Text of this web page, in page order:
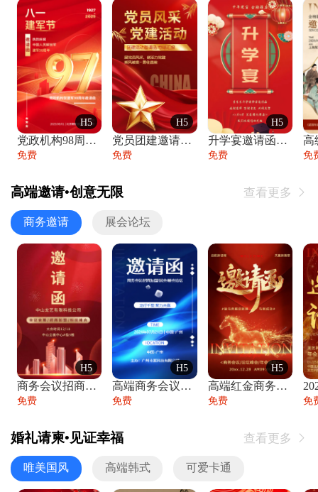
H5
党政机构98周年八一建军节庆祝晚会活动邀
免费
H5
党员团建邀请函党建活动风采党会工作汇报总
免费
H5
升学宴邀请函喜报金榜题名高端谢师宴邀请函
免费 免
高端邀请•创意无限 查看更多 
商务邀请 展会论坛
H5
商务会议招商展会科技峰会邀请函年会邀请
免费
H5
高端商务会议招商加盟展会峰会论坛邀请函
免费
H5
高端红金商务会议年会年终盛典答谢邀请函
免费 免
婚礼请柬•见证幸福 查看更多 
唯美国风 高端韩式 可爱卡通